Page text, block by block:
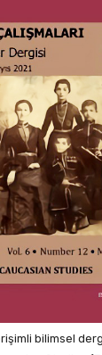
bilimsel